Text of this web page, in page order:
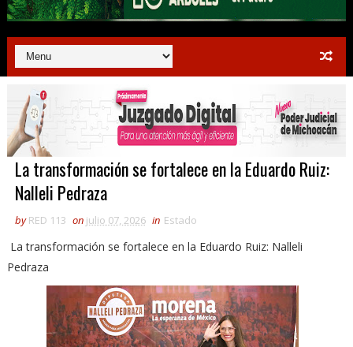
La transformación se fortalece en la Eduardo Ruiz:
Nalleli Pedraza
by RED 113 on julio 07, 2026 in Estado
La transformación se fortalece en la Eduardo Ruiz: Nalleli
Pedraza